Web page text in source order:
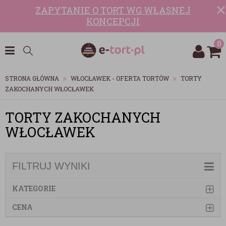
ZAPYTANIE O TORT WG WŁASNEJ
KONCEPCJI
0
STRONA GŁÓWNA WŁOCŁAWEK - OFERTA TORTÓW
TORTY
ZAKOCHANYCH WŁOCŁAWEK
TORTY ZAKOCHANYCH
WŁOCŁAWEK
FILTRUJ WYNIKI
KATEGORIE
CENA